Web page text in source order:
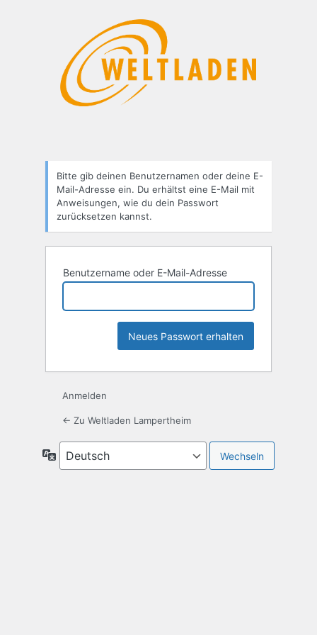
zurücksetzen
Bitte gib deinen Benutzernamen oder deine E-
Mail-Adresse ein. Du erhältst eine E-Mail mit
Anweisungen, wie du dein Passwort
zurücksetzen kannst.
Benutzername oder E-Mail-Adresse
Anmelden
← Zu Weltladen Lampertheim
Sprache